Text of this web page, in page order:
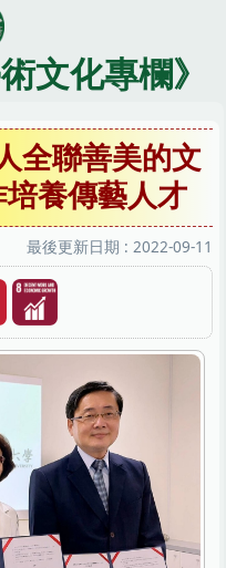
文化專欄》
全聯善美的文
養傳藝人才
最後更新日期 : 2022-09-11